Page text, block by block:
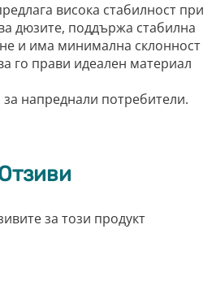
висока стабилност при
дюзите, поддържа стабилна
и има минимална склонност
го прави идеален материал
напреднали потребители.
за този продукт